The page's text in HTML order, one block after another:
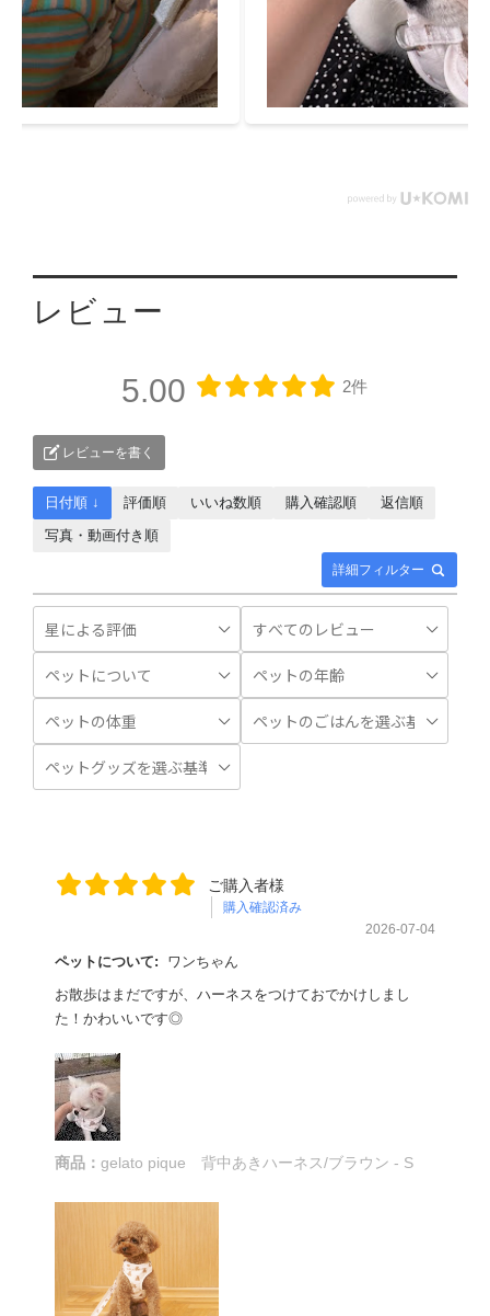
レビュー
5.00 2件
レビューを書く
詳細フィルター
日付順 ↓ 評価順 いいね数順 購入確認順
返信順
写真・動画付き順
ご購入者様
購入確認済み
2026-07-04
ペットについて:
ワンちゃん
お散歩はまだですが、ハーネスをつけておでかけしまし
た！かわいいです◎
商品： gelato pique 背中あきハーネス/ブラウン - S